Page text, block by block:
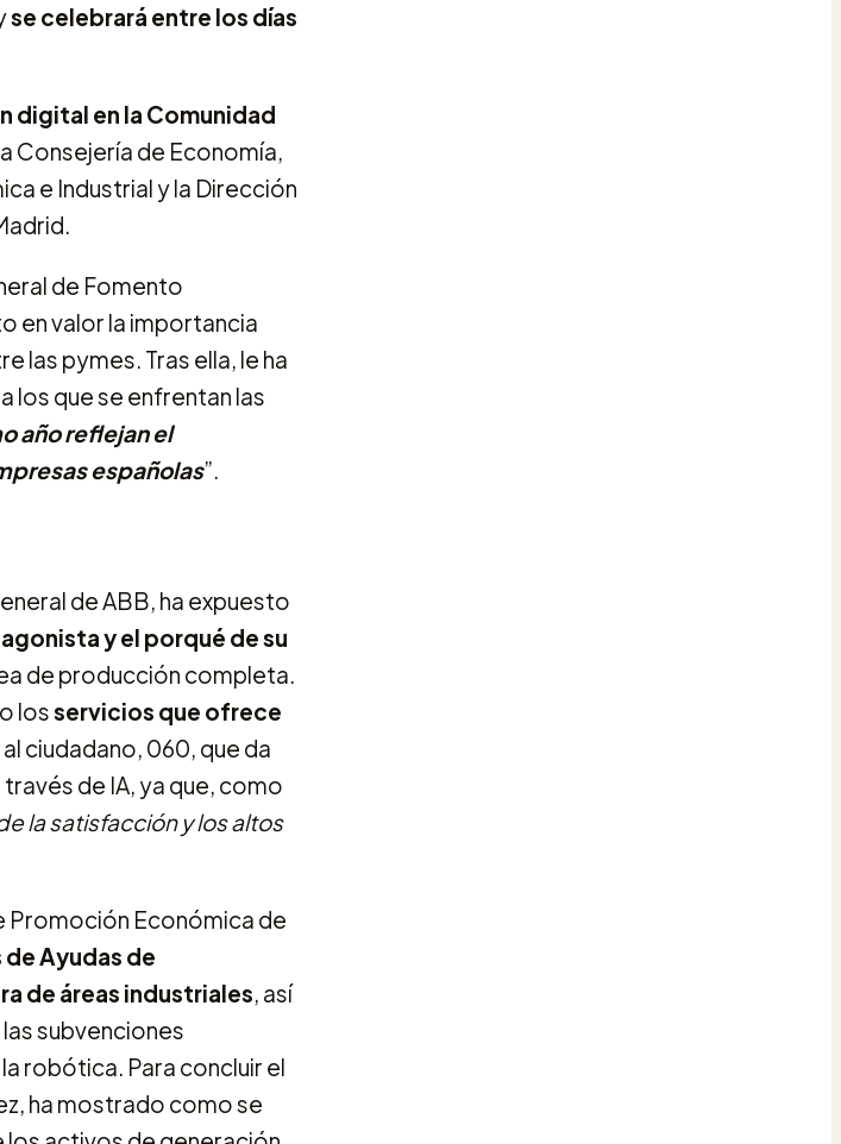
se celebrará entre los días
digital en la Comunidad
Consejería de Economía,
e Industrial y la Dirección
de Fomento
en valor la importancia
las pymes. Tras ella, le ha
los que se enfrentan las
año reflejan el
españolas”.
de ABB, ha expuesto
y el porqué de su
de producción completa.
losservicios que ofrece
ciudadano, 060, que da
de IA, ya que, como
la satisfacción y los altos
Promoción Económica de
de Ayudas de
de áreas industriales, así
subvenciones
robótica. Para concluir el
ha mostrado como se